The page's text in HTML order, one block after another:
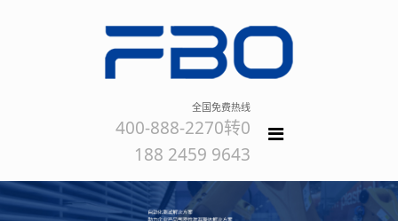
全国免费热线
400-888-2270转0
188 2459 9643